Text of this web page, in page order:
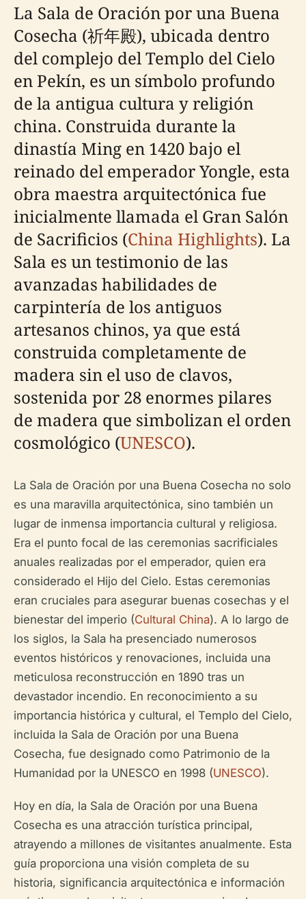
La Sala de Oración por una Buena
Cosecha (祈年殿), ubicada dentro
del complejo del Templo del Cielo
en Pekín, es un símbolo profundo
de la antigua cultura y religión
china. Construida durante la
dinastía Ming en 1420 bajo el
reinado del emperador Yongle, esta
obra maestra arquitectónica fue
inicialmente llamada el Gran Salón
de Sacrificios (China Highlights). La
Sala es un testimonio de las
avanzadas habilidades de
carpintería de los antiguos
artesanos chinos, ya que está
construida completamente de
madera sin el uso de clavos,
sostenida por 28 enormes pilares
de madera que simbolizan el orden
cosmológico (UNESCO).
La Sala de Oración por una Buena Cosecha no solo
es una maravilla arquitectónica, sino también un
lugar de inmensa importancia cultural y religiosa.
Era el punto focal de las ceremonias sacrificiales
anuales realizadas por el emperador, quien era
considerado el Hijo del Cielo. Estas ceremonias
eran cruciales para asegurar buenas cosechas y el
bienestar del imperio (Cultural China). A lo largo de
los siglos, la Sala ha presenciado numerosos
eventos históricos y renovaciones, incluida una
meticulosa reconstrucción en 1890 tras un
devastador incendio. En reconocimiento a su
importancia histórica y cultural, el Templo del Cielo,
incluida la Sala de Oración por una Buena
Cosecha, fue designado como Patrimonio de la
Humanidad por la UNESCO en 1998 (UNESCO).
Hoy en día, la Sala de Oración por una Buena
Cosecha es una atracción turística principal,
atrayendo a millones de visitantes anualmente. Esta
guía proporciona una visión completa de su
historia, significancia arquitectónica e información